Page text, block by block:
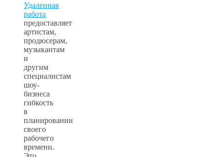
Удаленная
работа
предоставляет
артистам,
продюсерам,
музыкантам
и
другим
специалистам
шоу-
бизнеса
гибкость
в
планировании
своего
рабочего
времени.